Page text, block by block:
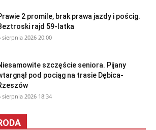
2 promile, brak prawa jazdy i pościg.
rajd 59-latka
sierpnia 2026 20:00
szczęście seniora. Pijany
pod pociąg na trasie Dębica-
sierpnia 2026 18:34